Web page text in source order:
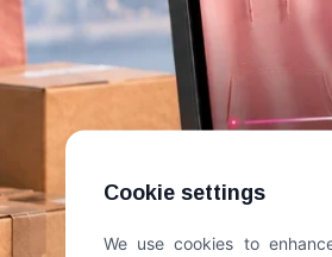
Cookie settings
We use cookies to